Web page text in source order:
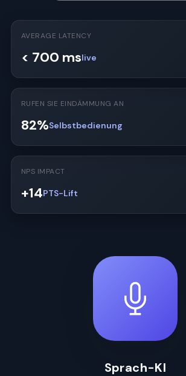
AVERAGE LATENCY
< 700 mslive
RUFEN SIE EINDÄMMUNG AN
82%Selbstbedienung
NPS IMPACT
+14PTS-Lift
Sprach-KI